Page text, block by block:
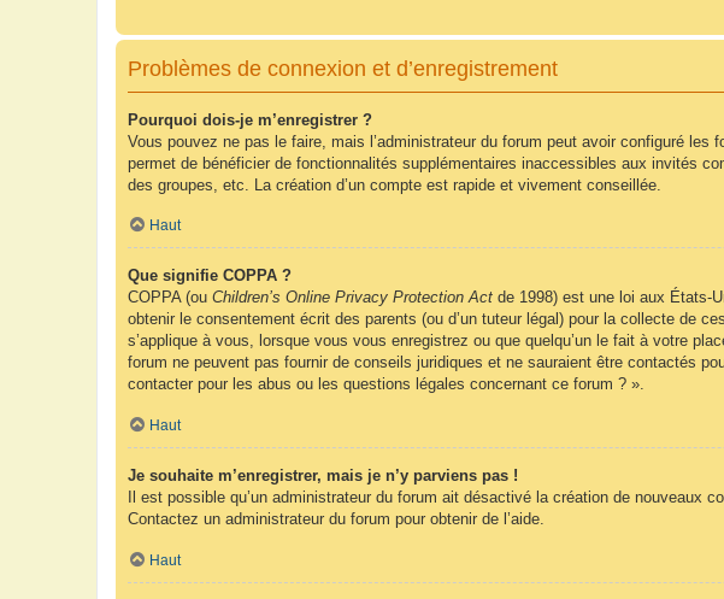
Problèmes de connexion et d’enregistrement
Pourquoi dois-je m’enregistrer ?
Vous pouvez ne pas le faire, mais l’administrateur du forum peut avoir configuré les
permet de bénéficier de fonctionnalités supplémentaires inaccessibles aux invités
des groupes, etc. La création d’un compte est rapide et vivement conseillée.
Haut
Que signifie COPPA ?
COPPA (ou Children’s Online Privacy Protection Act de 1998) est une loi aux États-
obtenir le consentement écrit des parents (ou d’un tuteur légal) pour la collecte de
s’applique à vous, lorsque vous vous enregistrez ou que quelqu’un le fait à votre
forum ne peuvent pas fournir de conseils juridiques et ne sauraient être contactés
contacter pour les abus ou les questions légales concernant ce forum ? ».
Haut
Je souhaite m’enregistrer, mais je n’y parviens pas !
Il est possible qu’un administrateur du forum ait désactivé la création de
Contactez un administrateur du forum pour obtenir de l’aide.
Haut